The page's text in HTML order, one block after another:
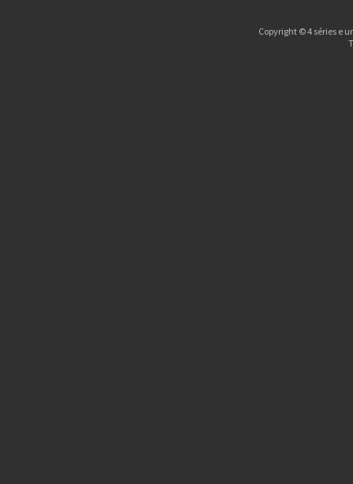
Copyright © 4 séries e